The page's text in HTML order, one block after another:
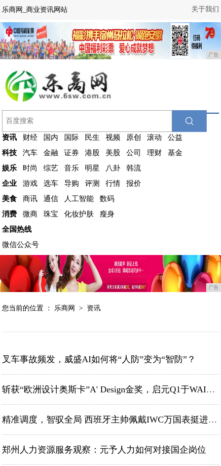
关于我们
乐商网_商业资讯网站
广告
资讯 财经 国内 国际 民生 视频 原创 滚动
公益
科技
汽车 金融 证券 港股 美股 公司 理财
基金
娱乐
时尚 综艺 音乐 明星 八卦
韩流
企业
游戏 选车 导购 评测 行情
报价
美食
商讯 通信 人工智能
数码
消费
微商 珠宝 化妆护肤
瘦身
全国热线
微信公众号
广告
您当前的位置 ： 乐商网 > 资讯
叉车事故频发，威盛AI如何将“人防”变为“智防”？
斩获“欧洲设计奥斯卡”A' Design金奖，启元Q1于WAIC2026首日线下首秀
精准调度，智驭全局 西班牙主帅佩戴IWC万国表挺进2026国际足联世界杯决赛
郑州人力资源服务观察：元予人力如何对接国企岗位